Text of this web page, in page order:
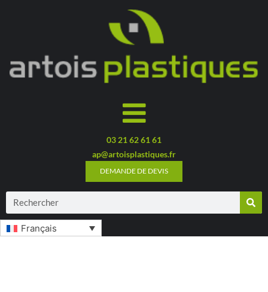
03 21 62 61 61
ap@artoisplastiques.fr
DEMANDE DE DEVIS
Français